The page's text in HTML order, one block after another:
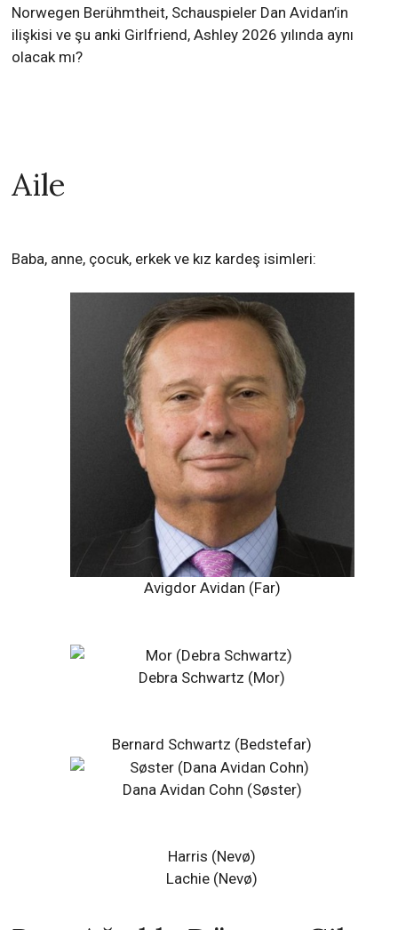
Norwegen Berühmtheit, Schauspieler Dan Avidan’in
ilişkisi ve şu anki Girlfriend, Ashley 2026 yılında aynı
olacak mı?
Aile
Baba, anne, çocuk, erkek ve kız kardeş isimleri:
Avigdor Avidan (Far)
Debra Schwartz (Mor)
Bernard Schwartz (Bedstefar)
Dana Avidan Cohn (Søster)
Harris (Nevø)
Lachie (Nevø)